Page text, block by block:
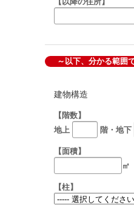
～以下、分かる範囲
建物構造
【階数】
地上
階・地下
【面積】
㎡
【柱】